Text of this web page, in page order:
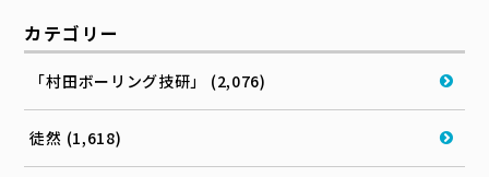
カテゴリー
「村田ボーリング技研」 (2,076)
徒然 (1,618)